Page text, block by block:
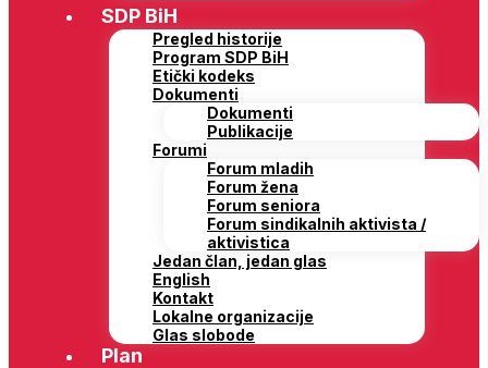
SDP BiH
Pregled historije
Program SDP BiH
Etički kodeks
Dokumenti
Dokumenti
Publikacije
Forumi
Forum mladih
Forum žena
Forum seniora
Forum sindikalnih aktivista /
aktivistica
Jedan član, jedan glas
English
Kontakt
Lokalne organizacije
Glas slobode
Plan